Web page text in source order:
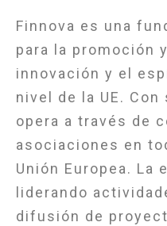
Finnova es una
para la promoción
innovación y el
nivel de la UE.
opera a través de
asociaciones en
Unión Europea. La
liderando
difusión de